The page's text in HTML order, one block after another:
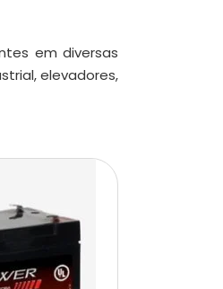
em diversas
elevadores,